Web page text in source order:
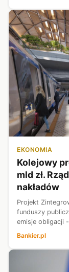
EKONOMIA
Kolejowy
mld zł.
nakładów
Projekt
funduszy
emisje obligacji
Czernicki.
finansowania
Bankier.pl